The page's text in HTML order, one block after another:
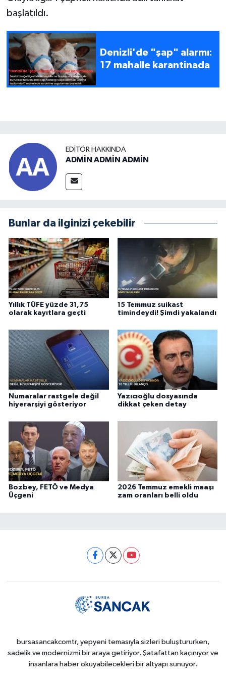
başlatıldı.
Denizli'de "şap" alarmı:
17 mahalle karantinada
EDITÖR HAKKINDA
ADMİN ADMİN ADMİN
Bunlar da ilginizi çekebilir
Yıllık TÜFE yüzde 31,75
olarak kayıtlara geçti
15 Temmuz suikast
timindeydi! Şimdi yakalandı
Numaralar rastgele değil
hiyerarşiyi gösteriyor
Yazıcıoğlu dosyasında
dikkat çeken detay
Bozbey, FETÖ ve Medya
Üçgeni
2026 Temmuz emekli maaşı
zam oranları belli oldu
bursasancakcomtr, yepyeni temasıyla sizleri buluştururken,
sadelik ve modernizmi bir araya getiriyor. Şatafattan kaçınıyor ve
insanlara haber okuyabilecekleri bir altyapı sunuyor.